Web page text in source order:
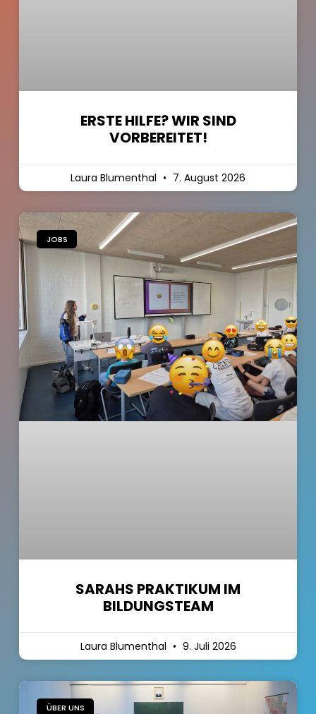
ERSTE HILFE? WIR SIND
VORBEREITET!
Laura Blumenthal 7. August 2026
JOBS
SARAHS PRAKTIKUM IM
BILDUNGSTEAM
Laura Blumenthal 9. Juli 2026
ÜBER UNS